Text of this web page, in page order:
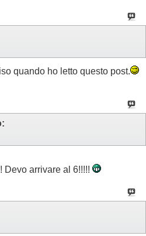
quando ho letto questo post.
Devo arrivare al 6!!!!!